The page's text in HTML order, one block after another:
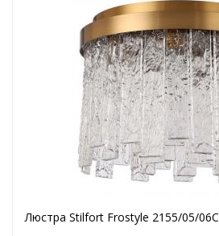
Люстра Stilfort Frostyle 2155/05/06C